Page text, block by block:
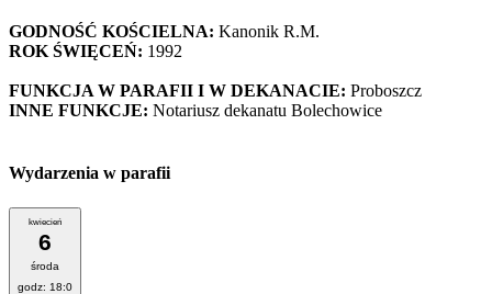
GODNOŚĆ KOŚCIELNA: Kanonik R.M.
ROK ŚWIĘCEŃ: 1992
FUNKCJA W PARAFII I W DEKANACIE: Proboszcz
INNE FUNKCJE: Notariusz dekanatu Bolechowice
Wydarzenia w parafii
kwiecień
6
środa
godz: 18:0